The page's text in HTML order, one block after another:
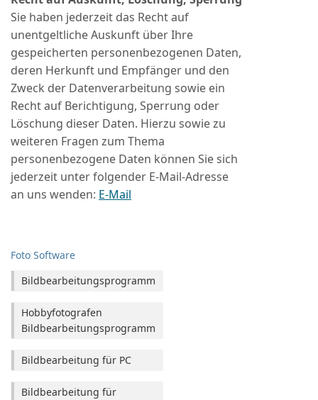
Sie haben jederzeit das Recht auf
unentgeltliche Auskunft über Ihre
gespeicherten personenbezogenen Daten,
deren Herkunft und Empfänger und den
Zweck der Datenverarbeitung sowie ein
Recht auf Berichtigung, Sperrung oder
Löschung dieser Daten. Hierzu sowie zu
weiteren Fragen zum Thema
personenbezogene Daten können Sie sich
jederzeit unter folgender E-Mail-Adresse
an uns wenden: E-Mail
Foto Software
Bildbearbeitungsprogramm
Hobbyfotografen
Bildbearbeitungsprogramm
Bildbearbeitung für PC
Bildbearbeitung für